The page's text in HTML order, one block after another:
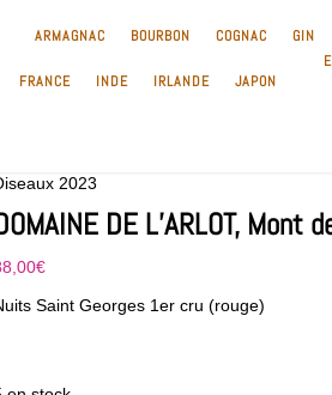
ARMAGNAC BOURBON COGNAC GIN
FRANCE INDE IRLANDE JAPON
2023
DE L’ARLOT, Mont
€
Saint Georges 1er cru (rouge)